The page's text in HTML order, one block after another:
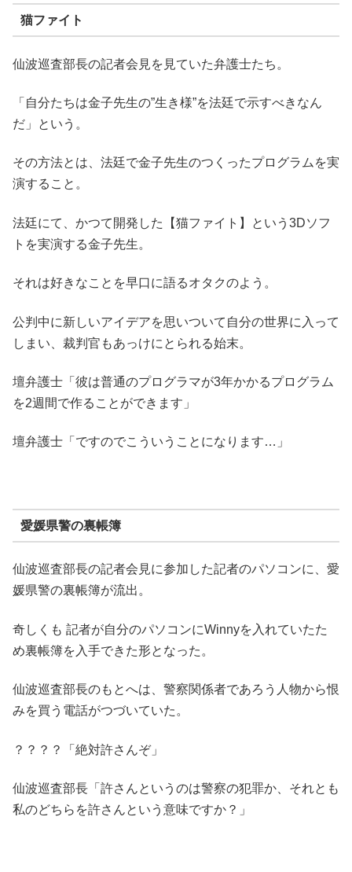
猫ファイト
仙波巡査部長の記者会見を見ていた弁護士たち。
「自分たちは金子先生の”生き様”を法廷で示すべきなん
だ」という。
その方法とは、法廷で金子先生のつくったプログラムを実
演すること。
法廷にて、かつて開発した【猫ファイト】という3Dソフ
トを実演する金子先生。
それは好きなことを早口に語るオタクのよう。
公判中に新しいアイデアを思いついて自分の世界に入って
しまい、裁判官もあっけにとられる始末。
壇弁護士「彼は普通のプログラマが3年かかるプログラム
を2週間で作ることができます」
壇弁護士「ですのでこういうことになります…」
愛媛県警の裏帳簿
仙波巡査部長の記者会見に参加した記者のパソコンに、愛
媛県警の裏帳簿が流出。
奇しくも 記者が自分のパソコンにWinnyを入れていたた
め裏帳簿を入手できた形となった。
仙波巡査部長のもとへは、警察関係者であろう人物から恨
みを買う電話がつづいていた。
？？？？「絶対許さんぞ」
仙波巡査部長「許さんというのは警察の犯罪か、それとも
私のどちらを許さんという意味ですか？」